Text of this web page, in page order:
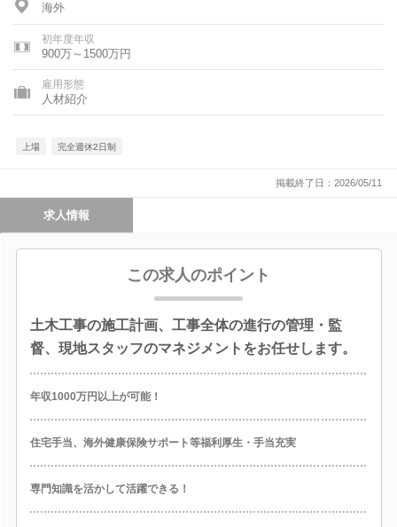
海外
初年度年収
900万～1500万円
雇用形態
人材紹介
上場 完全週休2日制
掲載終了日：2026/05/11
求人情報
この求人のポイント
土木工事の施工計画、工事全体の進行の管理・監
督、現地スタッフのマネジメントをお任せします。
年収1000万円以上が可能！
住宅手当、海外健康保険サポート等福利厚生・手当充実
専門知識を活かして活躍できる！